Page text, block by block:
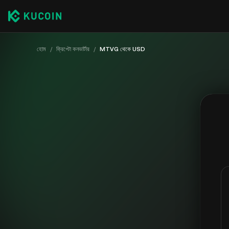
হোম / ক্রিপ্টো কনভার্টার / MTVG থেকে USD